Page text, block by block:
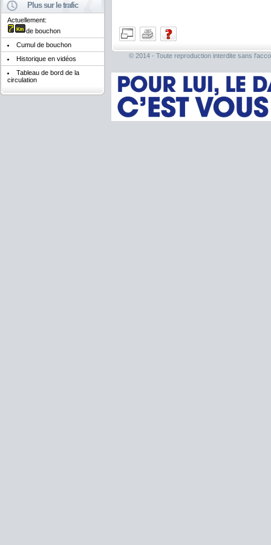
Plus sur le trafic
Actuellement:
de bouchon
Cumul de bouchon
Historique en vidéos
Tableau de bord de la
circulation
© 2014 - Toute reproduction interdite sans